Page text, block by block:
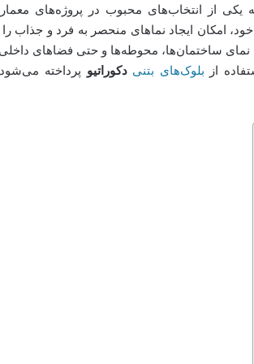
یکی از انتخاب‌های محبوب در پروژه‌های
امکان ایجاد نماهای منحصر به فرد و جذاب را
ساختمان‌ها، محوطه‌ها و حتی فضاهای داخلی
از بلوک‌های بتنی دکوراتیو پرداخته